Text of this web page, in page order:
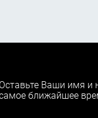
Оставьте Ваши имя и
ближайшее